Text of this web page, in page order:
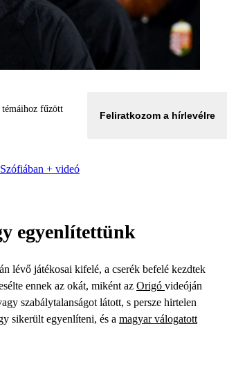
fűzött
Feliratkozom a hírlevélre
+ videó
egyenlítettünk
lévő játékosai kifelé, a cserék befelé kezdtek
ennek az okát, miként az Origó videóján
szabálytalanságot látott, s persze hirtelen
sikerült egyenlíteni, és a magyar válogatott